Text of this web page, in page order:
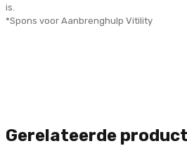
is.
*Spons voor Aanbrenghulp Vitility
Gerelateerde